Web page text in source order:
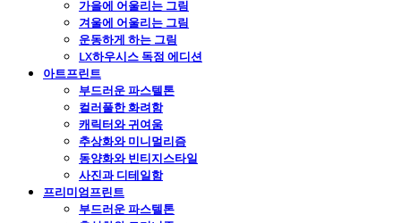
가을에 어울리는 그림
겨울에 어울리는 그림
운동하게 하는 그림
LX하우시스 독점 에디션
아트프린트
부드러운 파스텔톤
컬러풀한 화려함
캐릭터와 귀여움
추상화와 미니멀리즘
동양화와 빈티지스타일
사진과 디테일함
프리미엄프린트
부드러운 파스텔톤